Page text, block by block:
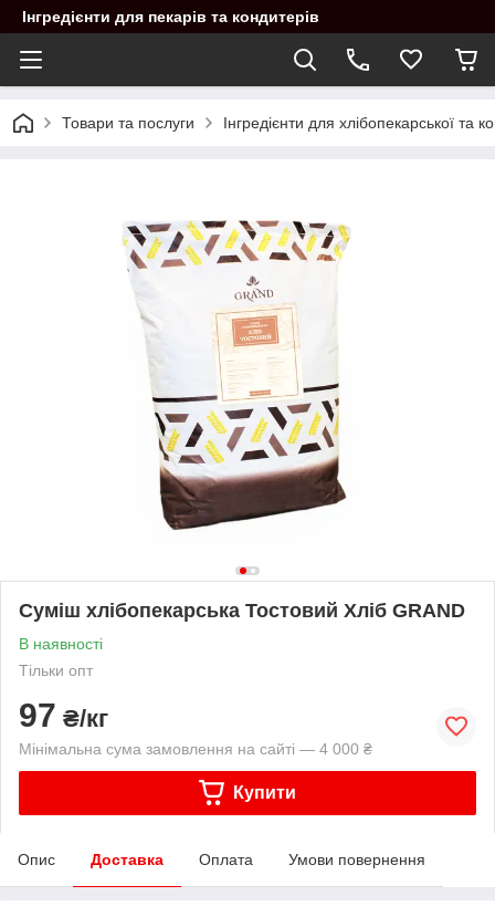
Інгредієнти для пекарів та кондитерів
Товари та послуги Інгредієнти для хлібопекарської та
Суміш хлібопекарська Тостовий Хліб GRAND
В наявності
Тільки опт
97 ₴/кг
Мінімальна сума замовлення на сайті — 4 000 ₴
Купити
Опис Доставка Оплата Умови повернення